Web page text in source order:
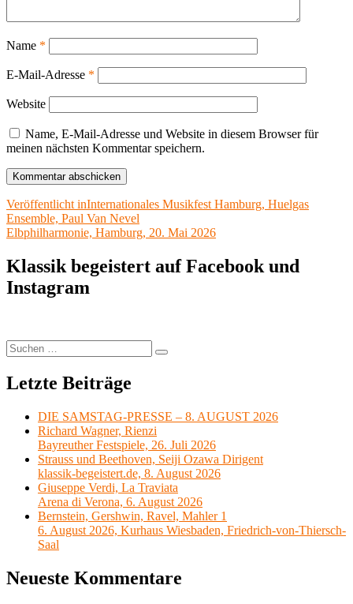
Name *
E-Mail-Adresse *
Website
Name, E-Mail-Adresse und Website in diesem Browser für
meinen nächsten Kommentar speichern.
Beitragsnavigation
Veröffentlicht inInternationales Musikfest Hamburg, Huelgas
Ensemble, Paul Van Nevel
Elbphilharmonie, Hamburg, 20. Mai 2026
Klassik begeistert auf Facebook und
Instagram
Suchen
nach:
Suchen
Letzte Beiträge
DIE SAMSTAG-PRESSE – 8. AUGUST 2026
Richard Wagner, Rienzi
Bayreuther Festspiele, 26. Juli 2026
Strauss und Beethoven, Seiji Ozawa Dirigent
klassik-begeistert.de, 8. August 2026
Giuseppe Verdi, La Traviata
Arena di Verona, 6. August 2026
Bernstein, Gershwin, Ravel, Mahler 1
6. August 2026, Kurhaus Wiesbaden, Friedrich-von-Thiersch-
Saal
Neueste Kommentare